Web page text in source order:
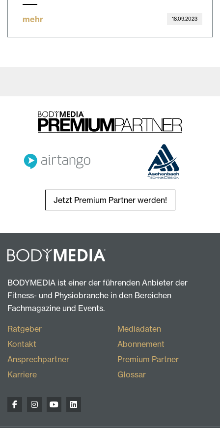
mehr 18.09.2023
Jetzt Premium Partner werden!
BODYMEDIA ist einer der führenden Anbieter der
Fitness- und Physiobranche in den Bereichen
Fachmagazine und Events.
Ratgeber
Kontakt
Ansprechpartner
Karriere
Mediadaten
Abonnement
Premium Partner
Glossar